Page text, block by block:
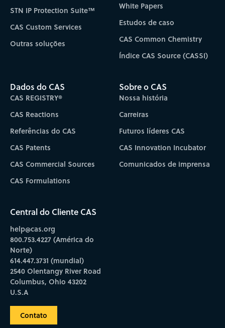
STN IP Protection Suite™
CAS Custom Services
Outras soluções
White Papers
Estudos de caso
CAS Common Chemistry
Índice CAS Source (CASSI)
Dados do CAS
CAS REGISTRY®
CAS Reactions
Referências do CAS
CAS Patents
CAS Commercial Sources
CAS Formulations
Sobre o CAS
Nossa história
Carreiras
Futuros líderes CAS
CAS Innovation Incubator
Comunicados de imprensa
Central do Cliente CAS
help@cas.org
800.753.4227 (América do
Norte)
614.447.3731 (mundial)
2540 Olentangy River Road
Columbus, Ohio 43202
U.S.A
Contato